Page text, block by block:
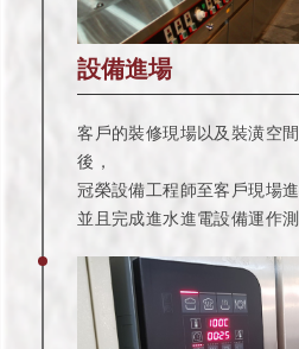
設備進場
客戶的裝修現場以及裝潢空
後，
冠榮設備工程師至客戶現場
並且完成進水進電設備運作測